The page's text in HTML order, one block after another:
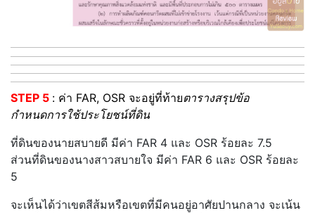
STEP 5 : ค่า FAR, OSR จะอยู่ที่ท้ายตารางสรุปข้อ
กำหนดการใช้ประโยชน์ที่ดิน
ที่ดินของนายสบายดี มีค่า FAR 4 และ OSR ร้อยละ 7.5
ส่วนที่ดินของนางสาวสบายใจ มีค่า FAR 6 และ OSR ร้อยละ
5
จะเห็นได้ว่าเขตสีส้มหรือเขตที่มีคนอยู่อาศัยปานกลาง จะเน้น